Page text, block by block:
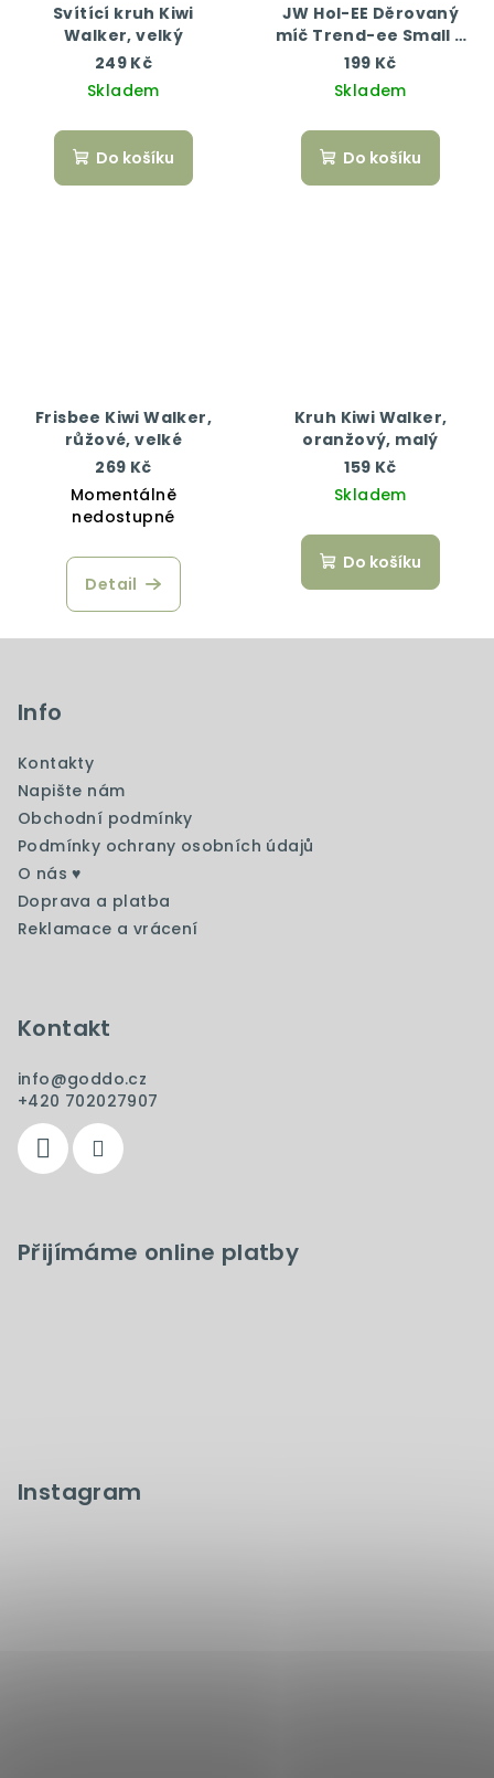
Svítící kruh Kiwi
Walker, velký
249 Kč
Skladem
Do košíku
JW Hol-EE Děrovaný
míč Trend-ee Small –
Pink
199 Kč
Skladem
Do košíku
Frisbee Kiwi Walker,
růžové, velké
269 Kč
Momentálně
nedostupné
Detail
Kruh Kiwi Walker,
oranžový, malý
159 Kč
Skladem
Do košíku
Info
Kontakty
Napište nám
Obchodní podmínky
Podmínky ochrany osobních údajů
O nás ♥️
Doprava a platba
Reklamace a vrácení
Kontakt
info@goddo.cz
+420 702027907
Přijímáme online platby
Instagram